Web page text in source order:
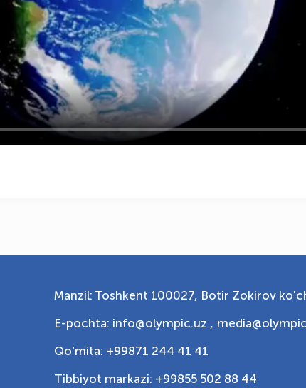
Manzil: Toshkent 100027, Botir Zokirov
E-pochta: info@olympic.uz ,
Qo‘mita: +99871 244 41 41
Tibbiyot markazi: +99855 502 88 44